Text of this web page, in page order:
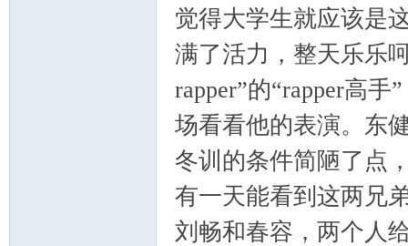
觉得大学生就应该是
满了活力，整天乐乐
rapper”的“rapper高
场看看他的表演。东
冬训的条件简陋了点
有一天能看到这两兄
刘畅和春容，两个人